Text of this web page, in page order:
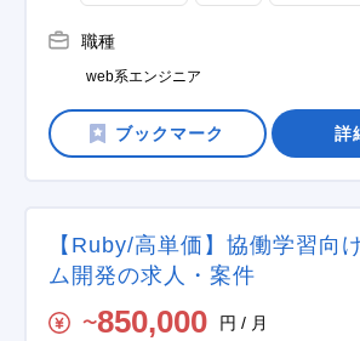
職種
web系エンジニア
詳
【Ruby/高単価】協働学習向
ム開発の求人・案件
〜850,000 円 / 月